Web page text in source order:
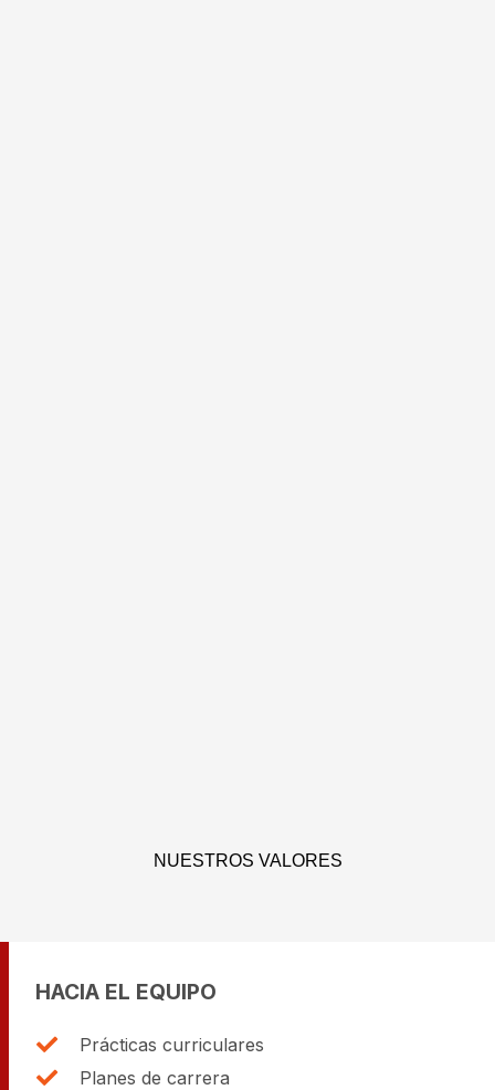
NUESTROS VALORES
HACIA EL EQUIPO
Prácticas curriculares
Planes de carrera